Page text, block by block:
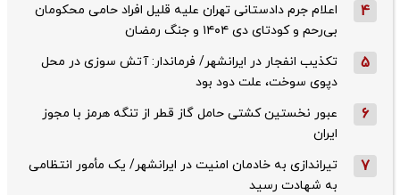
4
اعلام جرم دادستانی تهران علیه قلیل افراد حامی محکومان
بی‌رحم و کودتای دی‌ ۱۴۰۴ و جنگ رمضان
5
تکذیب ‌انفجار در ایرانشهر/ فرماندار: آتش سوزی در محل
دپوی سوخت، علت دود بود
6
عبور نخستین کشتی حامل گاز قطر از تنگه هرمز با مجوز
ایران
7
تیراندازی به خادمان امنیت در ایرانشهر/ یک مأمور انتظامی
به شهادت رسید